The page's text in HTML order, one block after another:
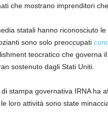
che mostrano imprenditori
statali hanno riconosciuto
sono solo preoccupati
teocratico che governa
sostenuto dagli Stati Uniti.
di stampa governativa IRNA ha
loro attività sono state